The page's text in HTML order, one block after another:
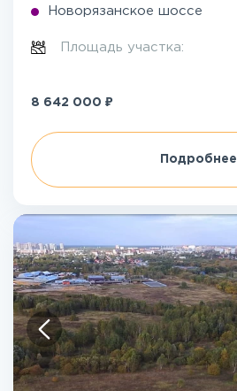
Новорязанское шоссе
Площадь участка:
8 642 000 ₽
Подробнее